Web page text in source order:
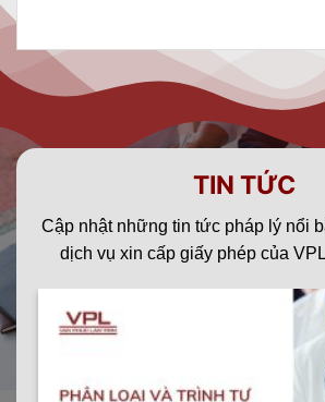
TIN TỨC
Cập nhật những tin tức pháp lý nổi
dịch vụ xin cấp giấy phép của